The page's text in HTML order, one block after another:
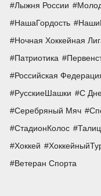
Лыжня России
НашаГордость
Ночная Хоккейная
Патриотика
Российская
РусскиеШашки
С
Серебряный Мяч
СтадионКолос
Хоккей
Ветеран Спорта